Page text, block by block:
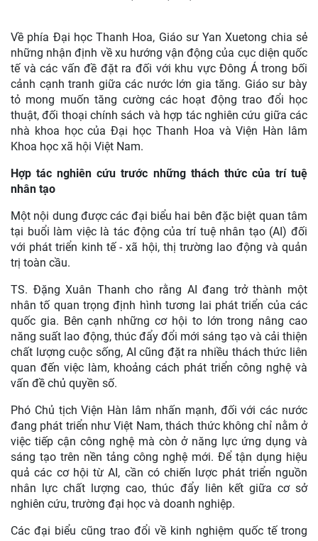
Về phía Đại học Thanh Hoa, Giáo sư Yan Xuetong chia sẻ
những nhận định về xu hướng vận động của cục diện quốc
tế và các vấn đề đặt ra đối với khu vực Đông Á trong bối
cảnh cạnh tranh giữa các nước lớn gia tăng. Giáo sư bày
tỏ mong muốn tăng cường các hoạt động trao đổi học
thuật, đối thoại chính sách và hợp tác nghiên cứu giữa các
nhà khoa học của Đại học Thanh Hoa và Viện Hàn lâm
Khoa học xã hội Việt Nam.
Hợp tác nghiên cứu trước những thách thức của trí tuệ
nhân tạo
Một nội dung được các đại biểu hai bên đặc biệt quan tâm
tại buổi làm việc là tác động của trí tuệ nhân tạo (AI) đối
với phát triển kinh tế - xã hội, thị trường lao động và quản
trị toàn cầu.
TS. Đặng Xuân Thanh cho rằng AI đang trở thành một
nhân tố quan trọng định hình tương lai phát triển của các
quốc gia. Bên cạnh những cơ hội to lớn trong nâng cao
năng suất lao động, thúc đẩy đổi mới sáng tạo và cải thiện
chất lượng cuộc sống, AI cũng đặt ra nhiều thách thức liên
quan đến việc làm, khoảng cách phát triển công nghệ và
vấn đề chủ quyền số.
Phó Chủ tịch Viện Hàn lâm nhấn mạnh, đối với các nước
đang phát triển như Việt Nam, thách thức không chỉ nằm ở
việc tiếp cận công nghệ mà còn ở năng lực ứng dụng và
sáng tạo trên nền tảng công nghệ mới. Để tận dụng hiệu
quả các cơ hội từ AI, cần có chiến lược phát triển nguồn
nhân lực chất lượng cao, thúc đẩy liên kết giữa cơ sở
nghiên cứu, trường đại học và doanh nghiệp.
Các đại biểu cũng trao đổi về kinh nghiệm quốc tế trong